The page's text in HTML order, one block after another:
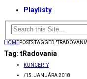
Playlisty
HOMEPOSTS TAGGED
Tag: tRadovania
KONCERTY
/15. JANUÁRA 2018